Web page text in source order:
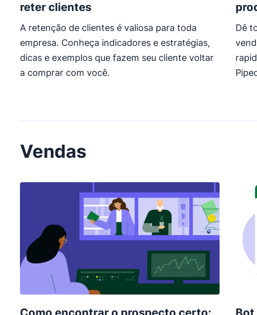
reter clientes
A retenção de clientes é valiosa para toda
empresa. Conheça indicadores e estratégias,
dicas e exemplos que fazem seu cliente voltar
a comprar com você.
Dê
Vendas